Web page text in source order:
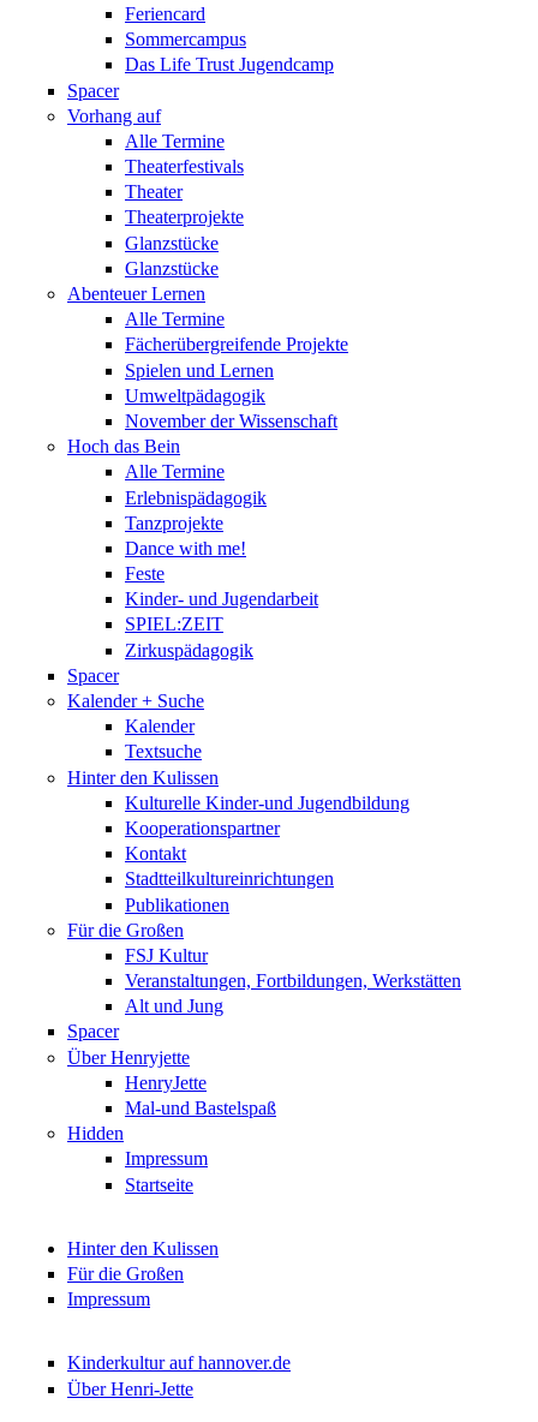
Feriencard
Sommercampus
Das Life Trust Jugendcamp
Spacer
Vorhang auf
Alle Termine
Theaterfestivals
Theater
Theaterprojekte
Glanzstücke
Glanzstücke
Abenteuer Lernen
Alle Termine
Fächerübergreifende Projekte
Spielen und Lernen
Umweltpädagogik
November der Wissenschaft
Hoch das Bein
Alle Termine
Erlebnispädagogik
Tanzprojekte
Dance with me!
Feste
Kinder- und Jugendarbeit
SPIEL:ZEIT
Zirkuspädagogik
Spacer
Kalender + Suche
Kalender
Textsuche
Hinter den Kulissen
Kulturelle Kinder-und Jugendbildung
Kooperationspartner
Kontakt
Stadtteilkultureinrichtungen
Publikationen
Für die Großen
FSJ Kultur
Veranstaltungen, Fortbildungen, Werkstätten
Alt und Jung
Spacer
Über Henryjette
HenryJette
Mal-und Bastelspaß
Hidden
Impressum
Startseite
Hinter den Kulissen
Für die Großen
Impressum
Kinderkultur auf hannover.de
Über Henri-Jette